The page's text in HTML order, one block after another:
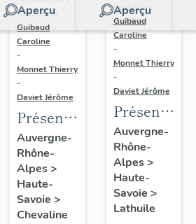
Aperçu
Réalisé par
Guibaud
Caroline
-
Monnet Thierry
-
Daviet Jérôme
Présentation
de la
commune
de
Chevaline
Auvergne-
Rhône-
Alpes>
Haute-
Savoie >
Chevaline
Aperçu
Réalisé par
Guibaud
Caroline
-
Monnet Thierry
-
Daviet Jérôme
de la
commune
de
Lathuile
Auvergne-
Rhône-
Alpes>
Haute-
Savoie >
Lathuile